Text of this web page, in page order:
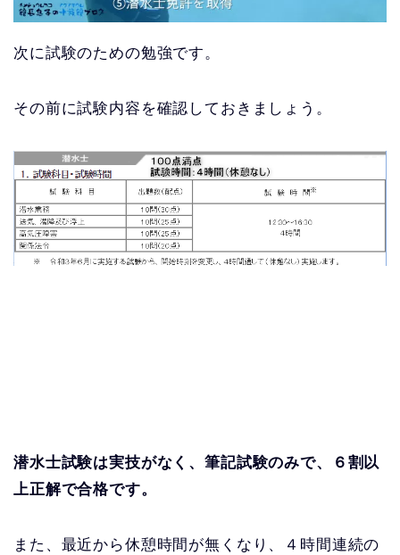
次に試験のための勉強です。
その前に試験内容を確認しておきましょう。
潜水士試験は実技がなく、筆記試験のみで、６割以
上正解で合格です。
また、最近から休憩時間が無くなり、４時間連続の